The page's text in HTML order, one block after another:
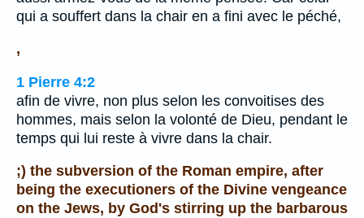
qui a souffert dans la chair en a fini avec le péché,
,
1 Pierre 4:2
afin de vivre, non plus selon les convoitises des
hommes, mais selon la volonté de Dieu, pendant le
temps qui lui reste à vivre dans la chair.
;) the subversion of the Roman empire, after
being the executioners of the Divine vengeance
on the Jews, by God's stirring up the barbarous